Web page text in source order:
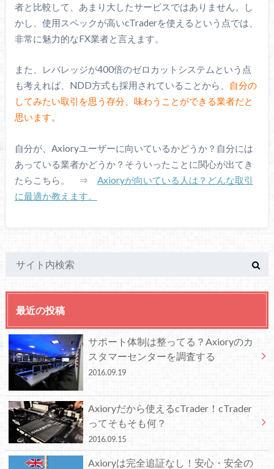
者と比較して、あまり大したサービスではありません。し
かし、使用スペックが高いcTraderを使えるという点では、
非常に魅力的なFX業者と言えます。
また、レバレッジが400倍のゼロカットシステムという点
も考えれば、NDD方式も採用されていることから、
自分の
してみたい取引を思う存分、味わうことができる業者だと
思います。
自分が、Axioryユーザーに向いているかどうか？自分には
あっている業者かどうか？そういったことに関心が出てき
たらこちら。 ⇒ Axioryが向いている人は？どんな取引
に最適か教えます。
最近の投稿
サポート体制は整ってる？Axioryのカ
スタマーセンターを調査する
2016.09.19
Axioryだから使えるcTrader！cTrader
ってそもそも何？
2016.09.15
Axioryは完全追証なし！安心・安全の